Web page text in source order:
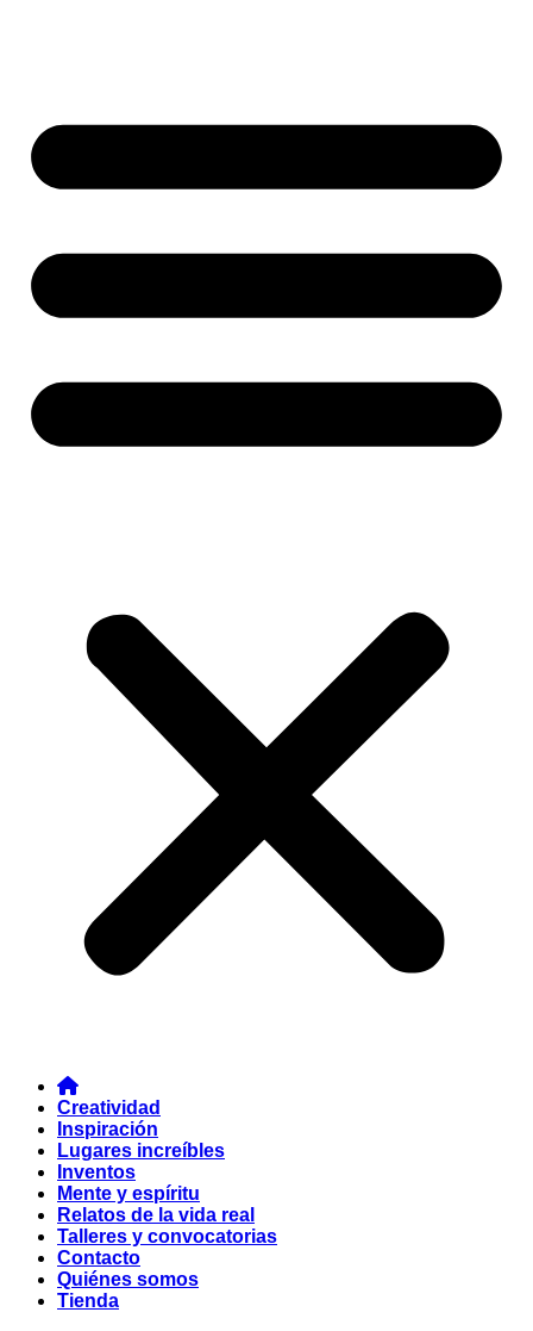
Creatividad
Inspiración
Lugares increíbles
Inventos
Mente y espíritu
Relatos de la vida real
Talleres y convocatorias
Contacto
Quiénes somos
Tienda